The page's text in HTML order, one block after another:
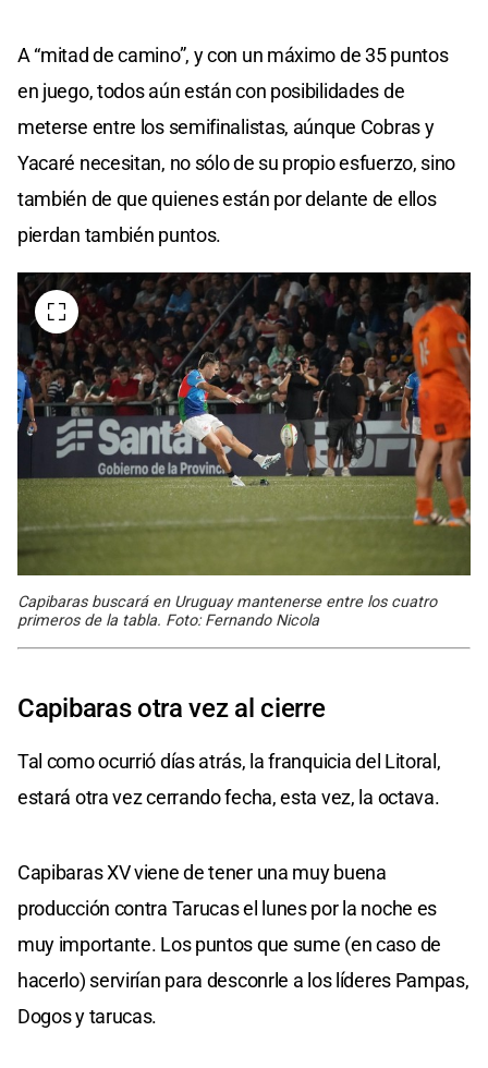
A “mitad de camino”, y con un máximo de 35 puntos
en juego, todos aún están con posibilidades de
meterse entre los semifinalistas, aúnque Cobras y
Yacaré necesitan, no sólo de su propio esfuerzo, sino
también de que quienes están por delante de ellos
pierdan también puntos.
Capibaras buscará en Uruguay mantenerse entre los cuatro
primeros de la tabla. Foto: Fernando Nicola
Capibaras otra vez al cierre
Tal como ocurrió días atrás, la franquicia del Litoral,
estará otra vez cerrando fecha, esta vez, la octava.
Capibaras XV viene de tener una muy buena
producción contra Tarucas el lunes por la noche es
muy importante. Los puntos que sume (en caso de
hacerlo) servirían para desconrle a los líderes Pampas,
Dogos y tarucas.